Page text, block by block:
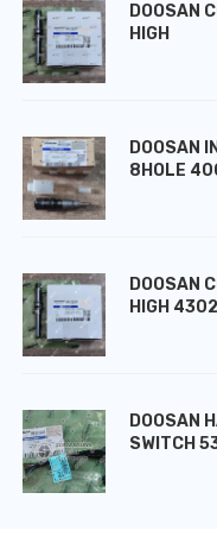
DOOSAN
HIGH
DOOSAN
8HOLE
DOOSAN
HIGH
DOOSAN
SWITCH